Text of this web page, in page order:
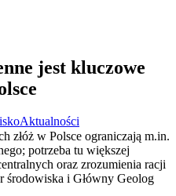
jest kluczowe
Aktualności
złóż w Polsce ograniczają m.in.
potrzeba tu większej
oraz zrozumienia racji
i Główny Geolog